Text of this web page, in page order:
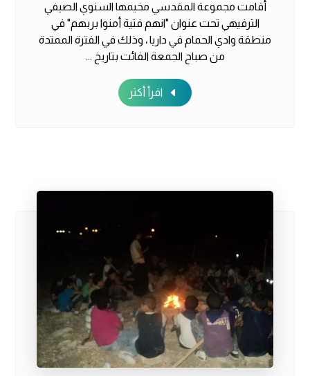
أقامت مجموعة المقدسي مخيمها السنوي الصيفي
الترفيهي تحت عنوان "انهم فتية أمنوا بربهم" في
منطقة وادي الحمام في داريا ، وذلك في الفترة الممتدة
من صباح الجمعة الفائت بتاريخ ...
اقرأ أكثر